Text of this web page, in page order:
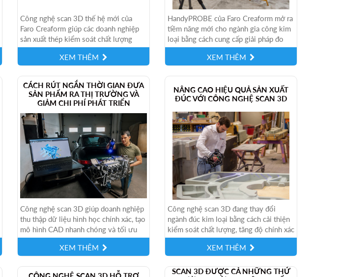
Công nghệ scan 3D thế hệ mới của
Faro Creaform giúp các doanh nghiệp
sản xuất thép kiểm soát chất lượng
chính xác hơn đối với các chi tiết lớn...
XEM THÊM
HandyPROBE của Faro Creaform mở ra
tiềm năng mới cho ngành gia công kim
loại bằng cách cung cấp giải pháp đo
lường 3D chính xác, linh hoạt và di
XEM THÊM
CÁCH RÚT NGẮN THỜI GIAN ĐƯA
SẢN PHẨM RA THỊ TRƯỜNG VÀ
GIẢM CHI PHÍ PHÁT TRIỂN
Công nghệ scan 3D giúp doanh nghiệp
thu thập dữ liệu hình học chính xác, tạo
mô hình CAD nhanh chóng và tối ưu
quy trình thiết kế. Nhờ đó các nhà...
XEM THÊM
NÂNG CAO HIỆU QUẢ SẢN XUẤT
ĐÚC VỚI CÔNG NGHỆ SCAN 3D
Công nghệ scan 3D đang thay đổi
ngành đúc kim loại bằng cách cải thiện
kiểm soát chất lượng, tăng độ chính xác
đo lường và rút ngắn thời gian...
XEM THÊM
SCAN 3D ĐƯỢC CẢ NHỮNG THỨ